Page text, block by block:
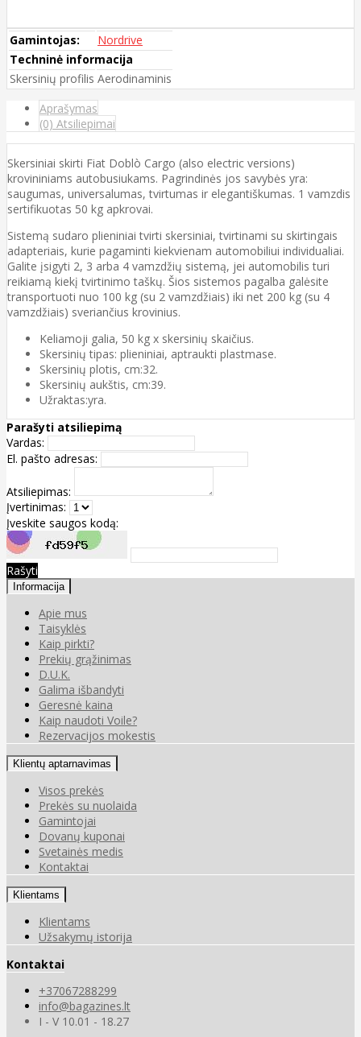
Gamintojas:
Nordrive
Techninė informacija
Skersinių profilis Aerodinaminis
Aprašymas
(0) Atsiliepimai
Skersiniai skirti Fiat Doblò Cargo (also electric versions)
krovininiams autobusiukams. Pagrindinės jos savybės yra:
saugumas, universalumas, tvirtumas ir elegantiškumas. 1 vamzdis
sertifikuotas 50 kg apkrovai.
Sistemą sudaro plieniniai tvirti skersiniai, tvirtinami su skirtingais
adapteriais, kurie pagaminti kiekvienam automobiliui individualiai.
Galite įsigyti 2, 3 arba 4 vamzdžių sistemą, jei automobilis turi
reikiamą kiekį tvirtinimo taškų. Šios sistemos pagalba galėsite
transportuoti nuo 100 kg (su 2 vamzdžiais) iki net 200 kg (su 4
vamzdžiais) sveriančius krovinius.
Keliamoji galia, 50 kg x skersinių skaičius.
Skersinių tipas: plieniniai, aptraukti plastmase.
Skersinių plotis, cm:32.
Skersinių aukštis, cm:39.
Užraktas:yra.
Parašyti atsiliepimą
Vardas:
El. pašto adresas:
Atsiliepimas:
Įvertinimas:
Įveskite saugos kodą:
Rašyti
Informacija
Apie mus
Taisyklės
Kaip pirkti?
Prekių grąžinimas
D.U.K.
Galima išbandyti
Geresnė kaina
Kaip naudoti Voile?
Rezervacijos mokestis
Klientų aptarnavimas
Visos prekės
Prekės su nuolaida
Gamintojai
Dovanų kuponai
Svetainės medis
Kontaktai
Klientams
Klientams
Užsakymų istorija
Kontaktai
+37067288299
info@bagazines.lt
I - V 10.01 - 18.27